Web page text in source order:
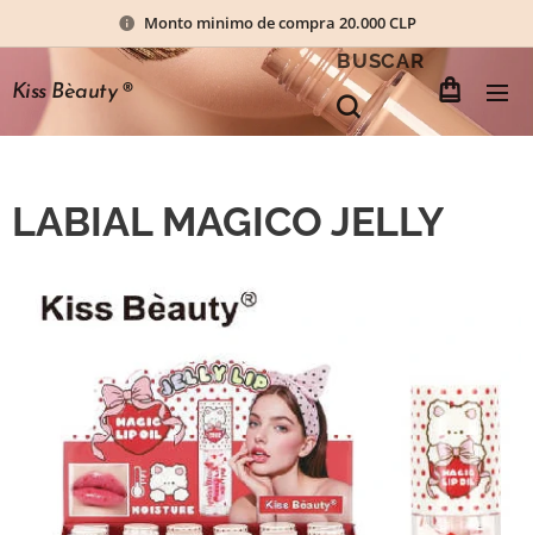
Monto minimo de compra 20.000 CLP
Kiss Bèauty®
BUSCAR
LABIAL MAGICO JELLY